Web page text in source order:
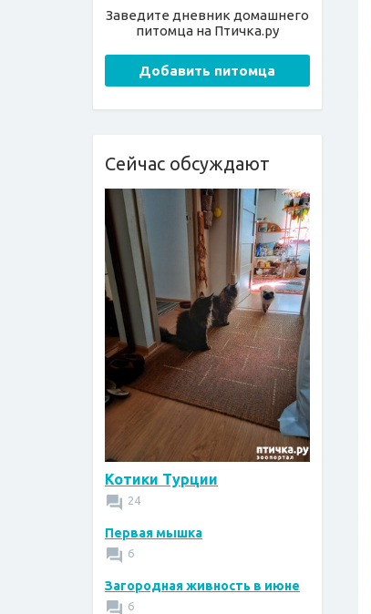
Заведите дневник домашнего
питомца на Птичка.ру
Добавить питомца
Сейчас обсуждают
Котики Турции
24
Первая мышка
6
Загородная живность в июне
6